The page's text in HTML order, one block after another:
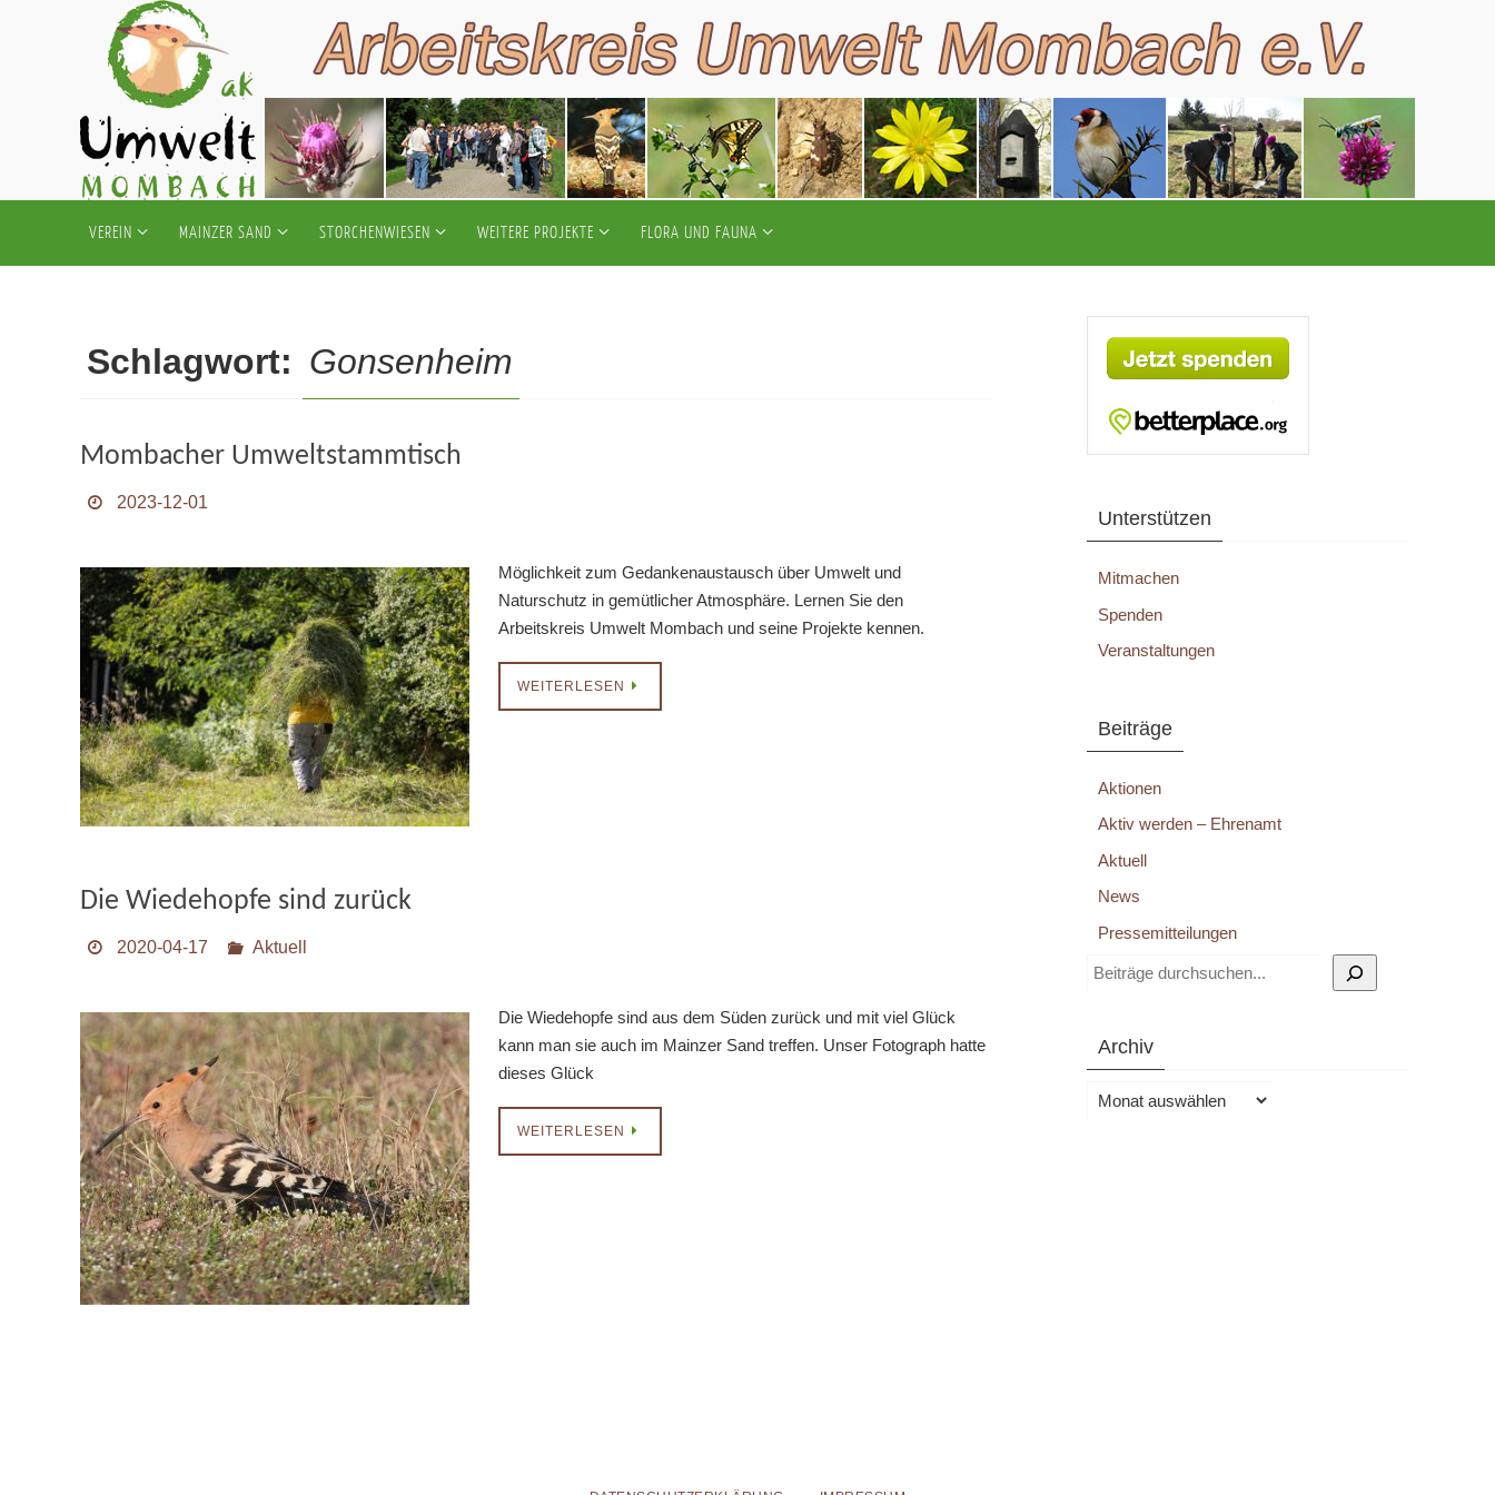
springen
VEREIN MAINZER SAND STORCHENWIESEN WEITERE PROJEKTE FLORA UND FAUNA
Schlagwort: Gonsenheim
Mombacher Umweltstammtisch
2023-12-01
Möglichkeit zum Gedankenaustausch über Umwelt und
Naturschutz in gemütlicher Atmosphäre. Lernen Sie den
Arbeitskreis Umwelt Mombach und seine Projekte kennen.
WEITERLESEN
Die Wiedehopfe sind zurück
2020-04-17 Aktuell
Die Wiedehopfe sind aus dem Süden zurück und mit viel Glück
kann man sie auch im Mainzer Sand treffen. Unser Fotograph hatte
dieses Glück
WEITERLESEN
Unterstützen
Mitmachen
Spenden
Veranstaltungen
Beiträge
Aktionen
Aktiv werden – Ehrenamt
Aktuell
News
Pressemitteilungen
Suchen
Archiv
Archiv